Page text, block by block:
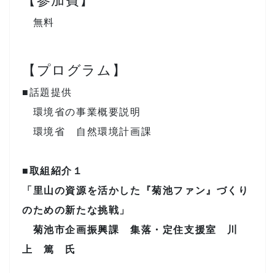
無料
【プログラム】
■話題提供
環境省の事業概要説明
環境省 自然環境計画課
■取組紹介１
「里山の資源を活かした『菊池ファン』づくり
のための新たな挑戦」
菊池市企画振興課 集落・定住支援室 川
上 篤 氏